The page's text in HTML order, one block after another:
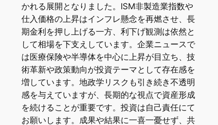
かれる展開となりました。ISM非製造業指数や
仕入価格の上昇はインフレ懸念を再燃させ、長
期金利を押し上げる一方、利下げ観測は依然と
して相場を下支えしています。企業ニュースで
は医療保険や半導体を中心に上昇が目立ち、技
術革新や政策動向が投資テーマとして存在感を
増しています。地政学リスクも引き続き不透明
感を与えていますが、長期的な視点で資産形成
を続けることが重要です。投資は自己責任にて
お願いします。成果や結果に一喜一憂せず、共